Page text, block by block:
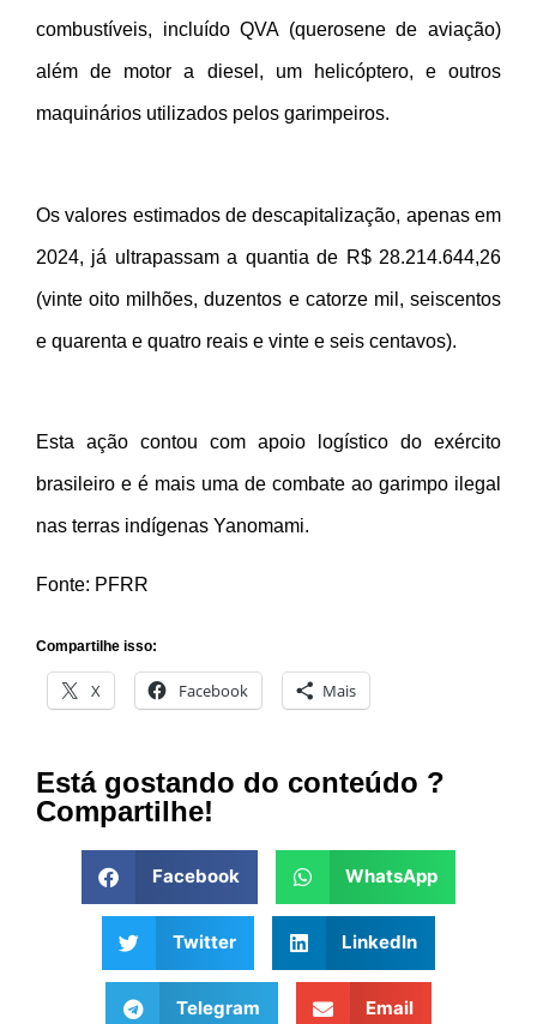
combustíveis, incluído QVA (querosene de aviação)
além de motor a diesel, um helicóptero, e outros
maquinários utilizados pelos garimpeiros.
Os valores estimados de descapitalização, apenas em
2024, já ultrapassam a quantia de R$ 28.214.644,26
(vinte oito milhões, duzentos e catorze mil, seiscentos
e quarenta e quatro reais e vinte e seis centavos).
Esta ação contou com apoio logístico do exército
brasileiro e é mais uma de combate ao garimpo ilegal
nas terras indígenas Yanomami.
Fonte: PFRR
Compartilhe isso:
X Facebook Mais
Está gostando do conteúdo ?
Compartilhe!
Facebook WhatsApp
Twitter LinkedIn
Telegram Email